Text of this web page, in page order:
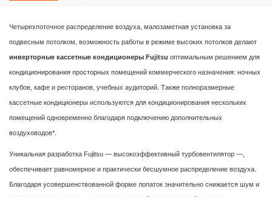
Четырехпоточное распределение воздуха, малозаметная установка за
подвесным потолком, возможность работы в режиме высоких потолков делают
инверторные кассетные кондиционеры Fujitsu оптимальным решением для
кондиционирования просторных помещений коммерческого назначения: ночных
клубов, кафе и ресторанов, учебных аудиторий. Также полноразмерные
кассетные кондиционеры используются для кондиционирования нескольких
помещений одновременно благодаря подключению дополнительных
воздуховодов*.
Уникальная разработка Fujitsu — высокоэффективный турбовентилятор —,
обеспечивает равномерное и практически бесшумное распределение воздуха.
Благодаря усовершенствованной форме лопаток значительно снижается шум и